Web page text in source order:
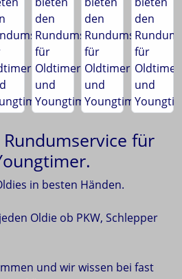
für
in besten Händen.
Oldie ob PKW, Schlepper
und wir wissen bei fast